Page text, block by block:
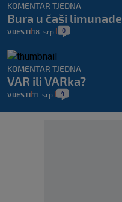
KOMENTAR TJEDNA
Bura u čaši limunade
VIJESTI 18. srp. 0
KOMENTAR TJEDNA
VAR ili VARka?
VIJESTI 11. srp. 4